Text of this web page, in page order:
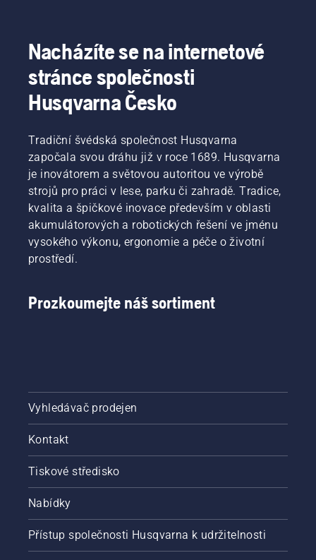
zda
systém
mazání
řetězu
vaší pily
Nejprve
zkontrolujte
hladinu
oleje.
řetězovou
pilu
a zkontrolujte,
vypnutá.
Zvyšte
kmene
Olej na
funguje.
Nacházíte se na internetové
stránce společnosti
Husqvarna Česko
Tradiční švédská společnost Husqvarna
započala svou dráhu již v roce 1689. Husqvarna
je inovátorem a světovou autoritou ve výrobě
strojů pro práci v lese, parku či zahradě. Tradice,
kvalita a špičkové inovace především v oblasti
akumulátorových a robotických řešení ve jménu
vysokého výkonu, ergonomie a péče o životní
prostředí.
Prozkoumejte náš sortiment
Vyhledávač prodejen
Kontakt
Tiskové středisko
Nabídky
Přístup společnosti Husqvarna k udržitelnosti